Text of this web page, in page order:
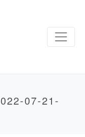
07-21-